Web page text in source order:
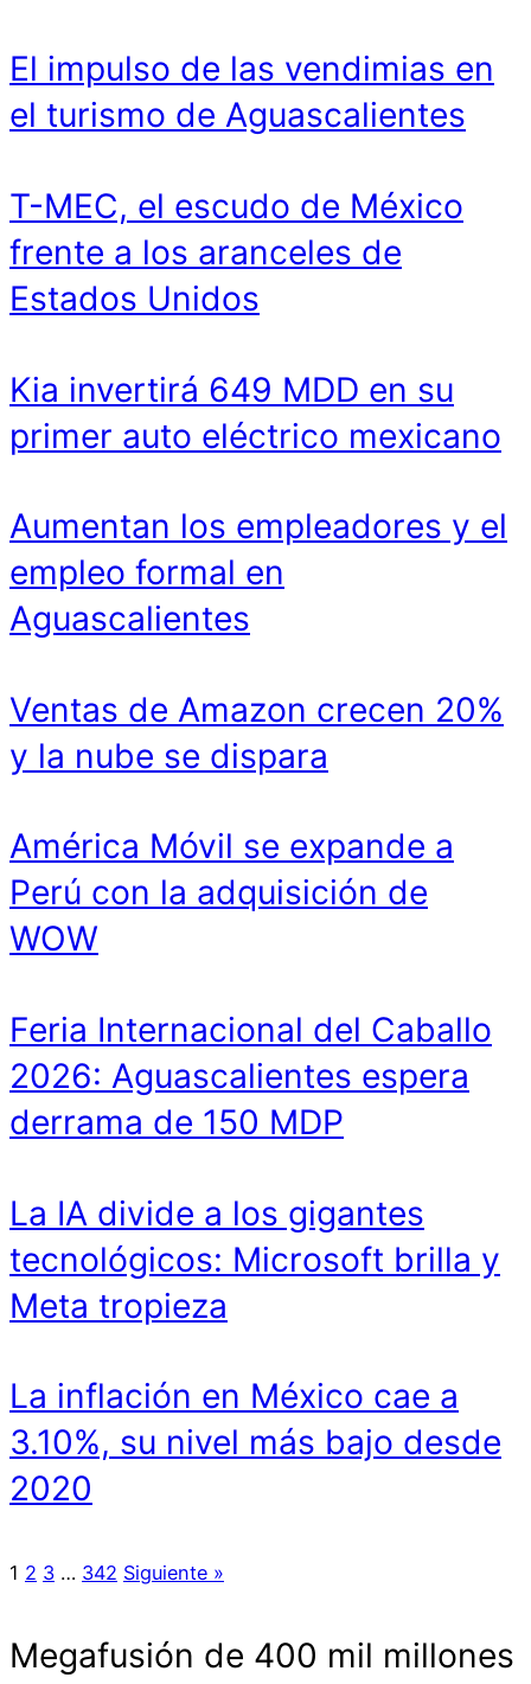
El impulso de las vendimias en
el turismo de Aguascalientes
T-MEC, el escudo de México
frente a los aranceles de
Estados Unidos
Kia invertirá 649 MDD en su
primer auto eléctrico mexicano
Aumentan los empleadores y el
empleo formal en
Aguascalientes
Ventas de Amazon crecen 20%
y la nube se dispara
América Móvil se expande a
Perú con la adquisición de
WOW
Feria Internacional del Caballo
2026: Aguascalientes espera
derrama de 150 MDP
La IA divide a los gigantes
tecnológicos: Microsoft brilla y
Meta tropieza
La inflación en México cae a
3.10%, su nivel más bajo desde
2020
1 2 3 … 342 Siguiente »
Megafusión de 400 mil millones